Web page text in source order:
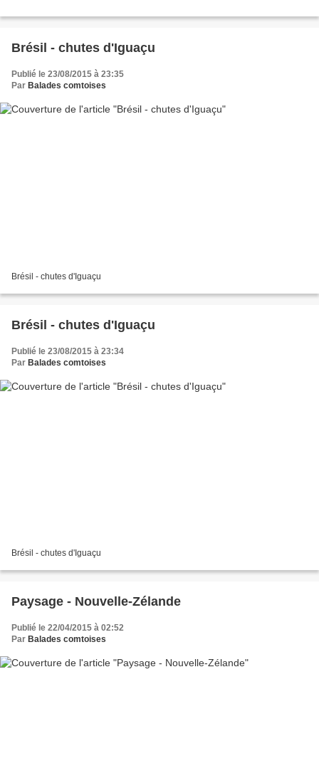
Brésil - chutes d'Iguaçu
Publié le 23/08/2015 à 23:35
Par Balades comtoises
Brésil - chutes d'Iguaçu
Brésil - chutes d'Iguaçu
Publié le 23/08/2015 à 23:34
Par Balades comtoises
Brésil - chutes d'Iguaçu
Paysage - Nouvelle-Zélande
Publié le 22/04/2015 à 02:52
Par Balades comtoises